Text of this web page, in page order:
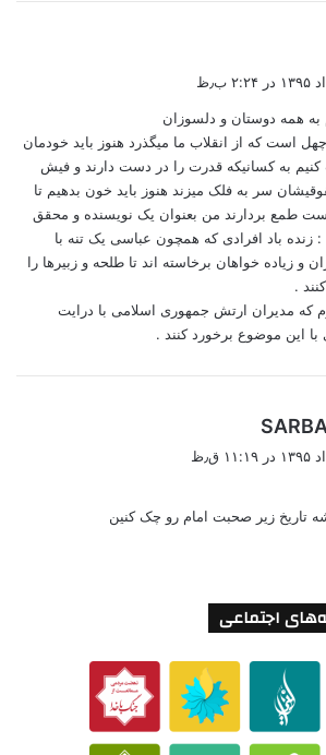
به همه دوستان و دلسوزان
است که از انقلاب ما میگذرد هنوز باید خودمان
کنیم به کسانیکه قدرت را در دست دارند و فیش
سر به فلک میزند هنوز باید خون بدهیم تا
طمع بردارند من بعنوان یک نویسنده و محقق
: زنده باد افرادی که همچون عباسی یک تنه با
و زیاده خواهان برخاسته اند تا طلحه و زبیرها را
.
که مدیران ارتش جمهوری اسلامی با درایت
با این موضوع برخورد کنند .
تاریخ زیر صحبت امام رو چک کنین
اجتماعی